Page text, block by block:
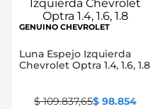
GENUINO CHEVROLET
Luna Espejo Izquierda
Chevrolet Optra 1.4, 1.6, 1.8
$ 109.837,65$ 98.854